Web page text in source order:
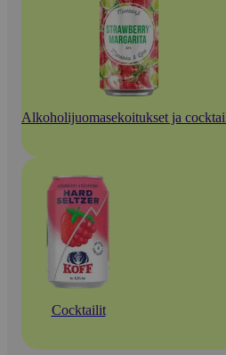
Alkoholijuomasekoitukset ja
Cocktailit